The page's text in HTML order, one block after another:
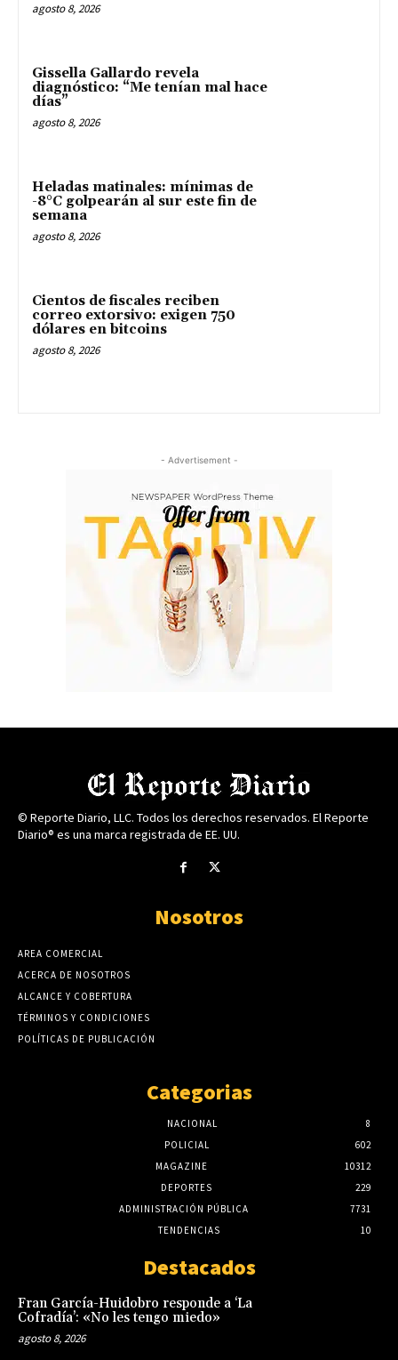
agosto 8, 2026
Gissella Gallardo revela
diagnóstico: “Me tenían mal hace
días”
agosto 8, 2026
Heladas matinales: mínimas de
-8°C golpearán al sur este fin de
semana
agosto 8, 2026
Cientos de fiscales reciben
correo extorsivo: exigen 750
dólares en bitcoins
agosto 8, 2026
- Advertisement -
© Reporte Diario, LLC. Todos los derechos reservados. El Reporte
Diario® es una marca registrada de EE. UU.
Nosotros
AREA COMERCIAL
ACERCA DE NOSOTROS
ALCANCE Y COBERTURA
TÉRMINOS Y CONDICIONES
POLÍTICAS DE PUBLICACIÓN
Categorias
NACIONAL
8
POLICIAL
602
MAGAZINE
10312
DEPORTES
229
ADMINISTRACIÓN PÚBLICA
7731
TENDENCIAS
10
Destacados
Fran García-Huidobro responde a ‘La
Cofradía’: «No les tengo miedo»
agosto 8, 2026